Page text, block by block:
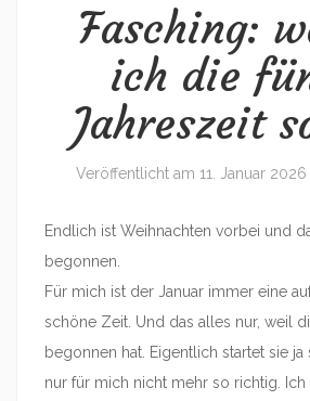
Fasching:
ich die
Jahreszeit
Veröffentlicht am 11. Januar 2026
Endlich ist Weihnachten vorbei und
begonnen.
Für mich ist der Januar immer eine
schöne Zeit. Und das alles nur, weil
begonnen hat. Eigentlich startet sie ja
nur für mich nicht mehr so richtig.